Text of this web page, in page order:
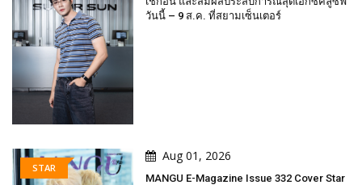
วันนี้ – 9 ส.ค. ที่สยามเซ็นเตอร์
STAR
Aug 01, 2026
MANGU E-Magazine Issue 332 Cover Star